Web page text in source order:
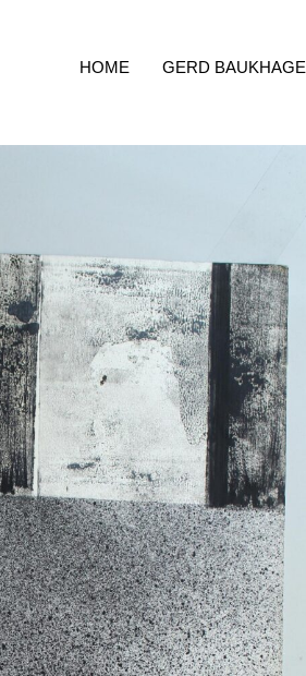
HOME GERD BAUKHAGE